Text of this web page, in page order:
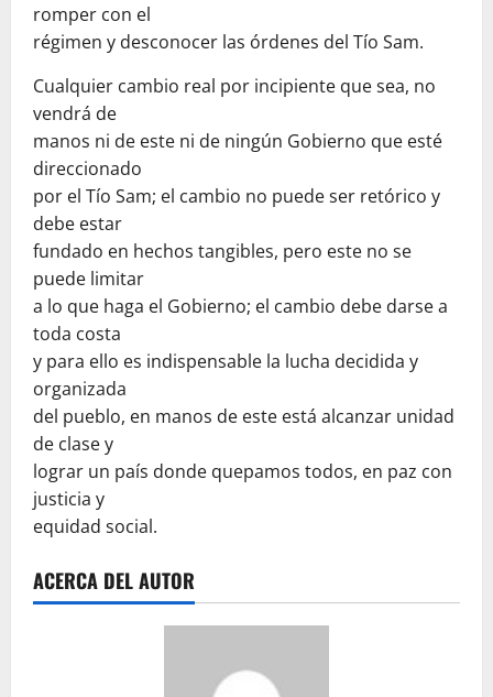
romper con el
régimen y desconocer las órdenes del Tío Sam.
Cualquier cambio real por incipiente que sea, no
vendrá de
manos ni de este ni de ningún Gobierno que esté
direccionado
por el Tío Sam; el cambio no puede ser retórico y
debe estar
fundado en hechos tangibles, pero este no se
puede limitar
a lo que haga el Gobierno; el cambio debe darse a
toda costa
y para ello es indispensable la lucha decidida y
organizada
del pueblo, en manos de este está alcanzar unidad
de clase y
lograr un país donde quepamos todos, en paz con
justicia y
equidad social.
ACERCA DEL AUTOR